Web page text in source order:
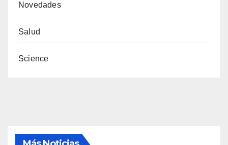
Novedades
Salud
Science